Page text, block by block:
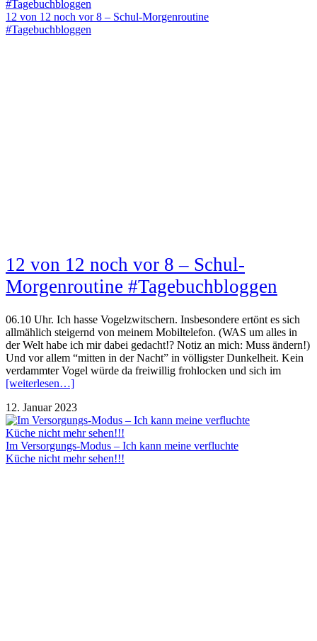
12 von 12 noch vor 8 – Schul-Morgenroutine
#Tagebuchbloggen
12 von 12 noch vor 8 – Schul-
Morgenroutine #Tagebuchbloggen
06.10 Uhr. Ich hasse Vogelzwitschern. Insbesondere ertönt es sich
allmählich steigernd von meinem Mobiltelefon. (WAS um alles in
der Welt habe ich mir dabei gedacht!? Notiz an mich: Muss ändern!)
Und vor allem “mitten in der Nacht” in völligster Dunkelheit. Kein
verdammter Vogel würde da freiwillig frohlocken und sich im
[weiterlesen…]
12. Januar 2023
Im Versorgungs-Modus – Ich kann meine verfluchte
Küche nicht mehr sehen!!!